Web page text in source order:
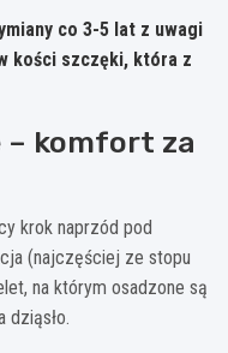
co 3-5 lat z uwagi
kości szczęki, która z
– komfort za
krok naprzód pod
(najczęściej ze stopu
na którym osadzone są
dziąsło.